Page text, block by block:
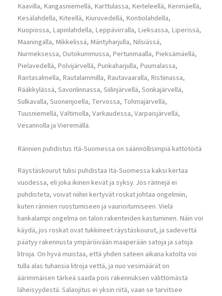
Kaavilla, Kangasniemellä, Karttulassa, Keiteleellä, Kerimäellä,
Kesälahdella, Kiteellä, Kiuruvedellä, Kontiolahdella,
Kuopiossa, Lapinlahdella, Leppävirralla, Lieksassa, Liperissä,
Maaningalla, Mikkelissä, Mäntyharjulla, Nilsiässä,
Nurmeksessa, Outokummussa, Pertunmaalla, Pieksämäellä,
Pielavedellä, Polvijärvellä, Punkaharjulla, Puumalassa,
Rantasalmella, Rautalammilla, Rautavaaralla, Ristiinassa,
Rääkkylässä, Savonlinnassa, Siilinjärvellä, Sonkajärvellä,
Sulkavalla, Suonenjoella, Tervossa, Tohmajärvellä,
Tuusniemellä, Valtimolla, Varkaudessa, Varpaisjärvellä,
Vesannolla ja Vieremällä.
Rännien puhdistus Itä-Suomessa on säännöllisimpiä kattotöitä
Räystäskourut tulisi puhdistaa Itä-Suomessa kaksi kertaa
vuodessa, eli joka ikinen kevät ja syksy. Jos rännejä ei
puhdisteta, voivat niihin kertyvät roskat johtaa ongelmiin,
kuten rännien ruostumiseen ja vaurioitumiseen. Vielä
hankalampi ongelma on talon rakenteiden kastuminen. Näin voi
käydä, jos roskat ovat tukkineet räystäskourut, ja sadevettä
päätyy rakennusta ympäröivään maaperään satoja ja satoja
litroja. On hyvä muistaa, että yhden sateen aikana katolta voi
tulla alas tuhansia litroja vettä, ja nuo vesimäärät on
äärimmäisen tärkeä saada pois rakennuksen välittömästä
läheisyydestä. Salaojitus ei yksin riitä, vaan se tarvitsee